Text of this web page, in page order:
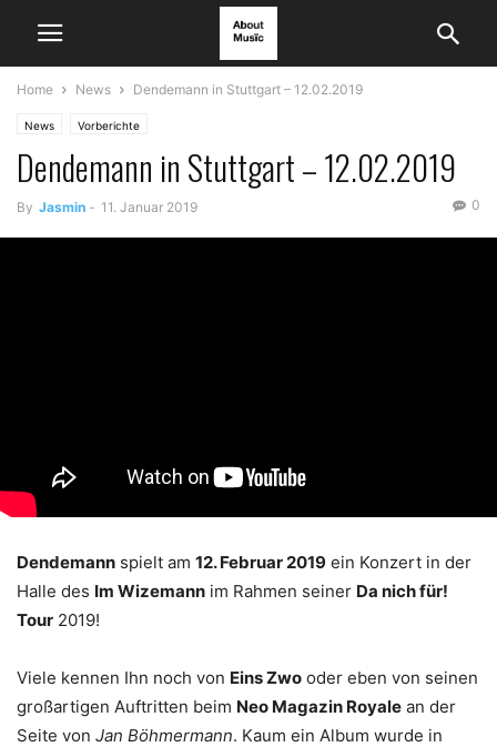
Home News Dendemann in Stuttgart – 12.02.2019
News Vorberichte
Dendemann in Stuttgart – 12.02.2019
By Jasmin - 11. Januar 2019 0
Dendemann spielt am 12. Februar 2019 ein Konzert in der
Halle des Im Wizemann im Rahmen seiner Da nich für!
Tour 2019!
Viele kennen Ihn noch von Eins Zwo oder eben von seinen
großartigen Auftritten beim Neo Magazin Royale an der
Seite von Jan Böhmermann. Kaum ein Album wurde in